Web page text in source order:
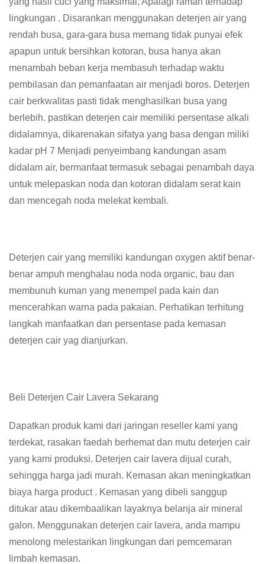
lingkungan . Disarankan menggunakan deterjen air yang
rendah busa, gara-gara busa memang tidak punyai efek
apapun untuk bersihkan kotoran, busa hanya akan
menambah beban kerja membasuh terhadap waktu
pembilasan dan pemanfaatan air menjadi boros. Deterjen
cair berkwalitas pasti tidak menghasilkan busa yang
berlebih. pastikan deterjen cair memiliki persentase alkali
didalamnya, dikarenakan sifatya yang basa dengan miliki
kadar pH 7 Menjadi penyeimbang kandungan asam
didalam air, bermanfaat termasuk sebagai penambah daya
untuk melepaskan noda dan kotoran didalam serat kain
dan mencegah noda melekat kembali.
Deterjen cair yang memiliki kandungan oxygen aktif benar-
benar ampuh menghalau noda noda organic, bau dan
membunuh kuman yang menempel pada kain dan
mencerahkan warna pada pakaian. Perhatikan terhitung
langkah manfaatkan dan persentase pada kemasan
deterjen cair yag dianjurkan.
Beli Deterjen Cair Lavera Sekarang
Dapatkan produk kami dari jaringan reseller kami yang
terdekat, rasakan faedah berhemat dan mutu deterjen cair
yang kami produksi. Deterjen cair lavera dijual curah,
sehingga harga jadi murah. Kemasan akan meningkatkan
biaya harga product . Kemasan yang dibeli sanggup
ditukar atau dikembaalikan layaknya belanja air mineral
galon. Menggunakan deterjen cair lavera, anda mampu
menolong melestarikan lingkungan dari pemcemaran
limbah kemasan.